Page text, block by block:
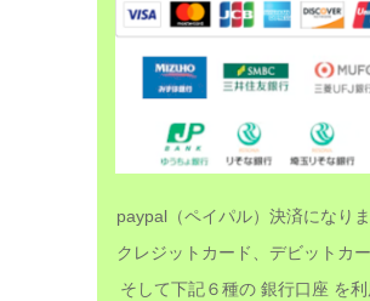
paypal（ペイパル）決済になりま
クレジットカード、デビットカー
そして下記６種の 銀行口座 を利